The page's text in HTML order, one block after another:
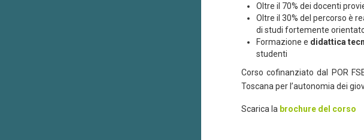
Oltre il 70% dei docenti
Oltre il 30% del percorso è
di studi fortemente
Formazione e didattica
studenti
Corso cofinanziato dal POR
Toscana per l’autonomia dei
Scarica la brochure del corso